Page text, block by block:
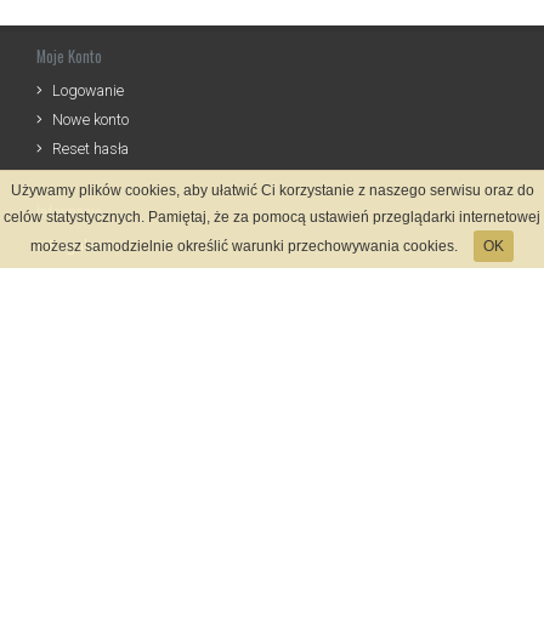
Moje Konto
Logowanie
Nowe konto
Reset hasła
Informacje
Regulamin
Używamy plików cookies, aby ułatwić Ci korzystanie z naszego serwisu oraz do
celów statystycznych. Pamiętaj, że za pomocą ustawień przeglądarki internetowej
możesz samodzielnie określić warunki przechowywania cookies.
OK